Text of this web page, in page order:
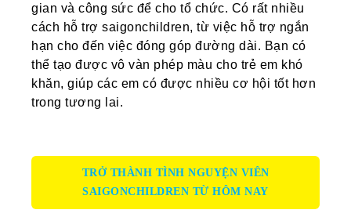
gian và công sức để cho tổ chức. Có rất nhiều
cách hỗ trợ saigonchildren, từ việc hỗ trợ ngắn
hạn cho đến việc đóng góp đường dài. Bạn có
thể tạo được vô vàn phép màu cho trẻ em khó
khăn, giúp các em có được nhiều cơ hội tốt hơn
trong tương lai.
TRỞ THÀNH TÌNH NGUYỆN VIÊN
SAIGONCHILDREN TỪ HÔM NAY